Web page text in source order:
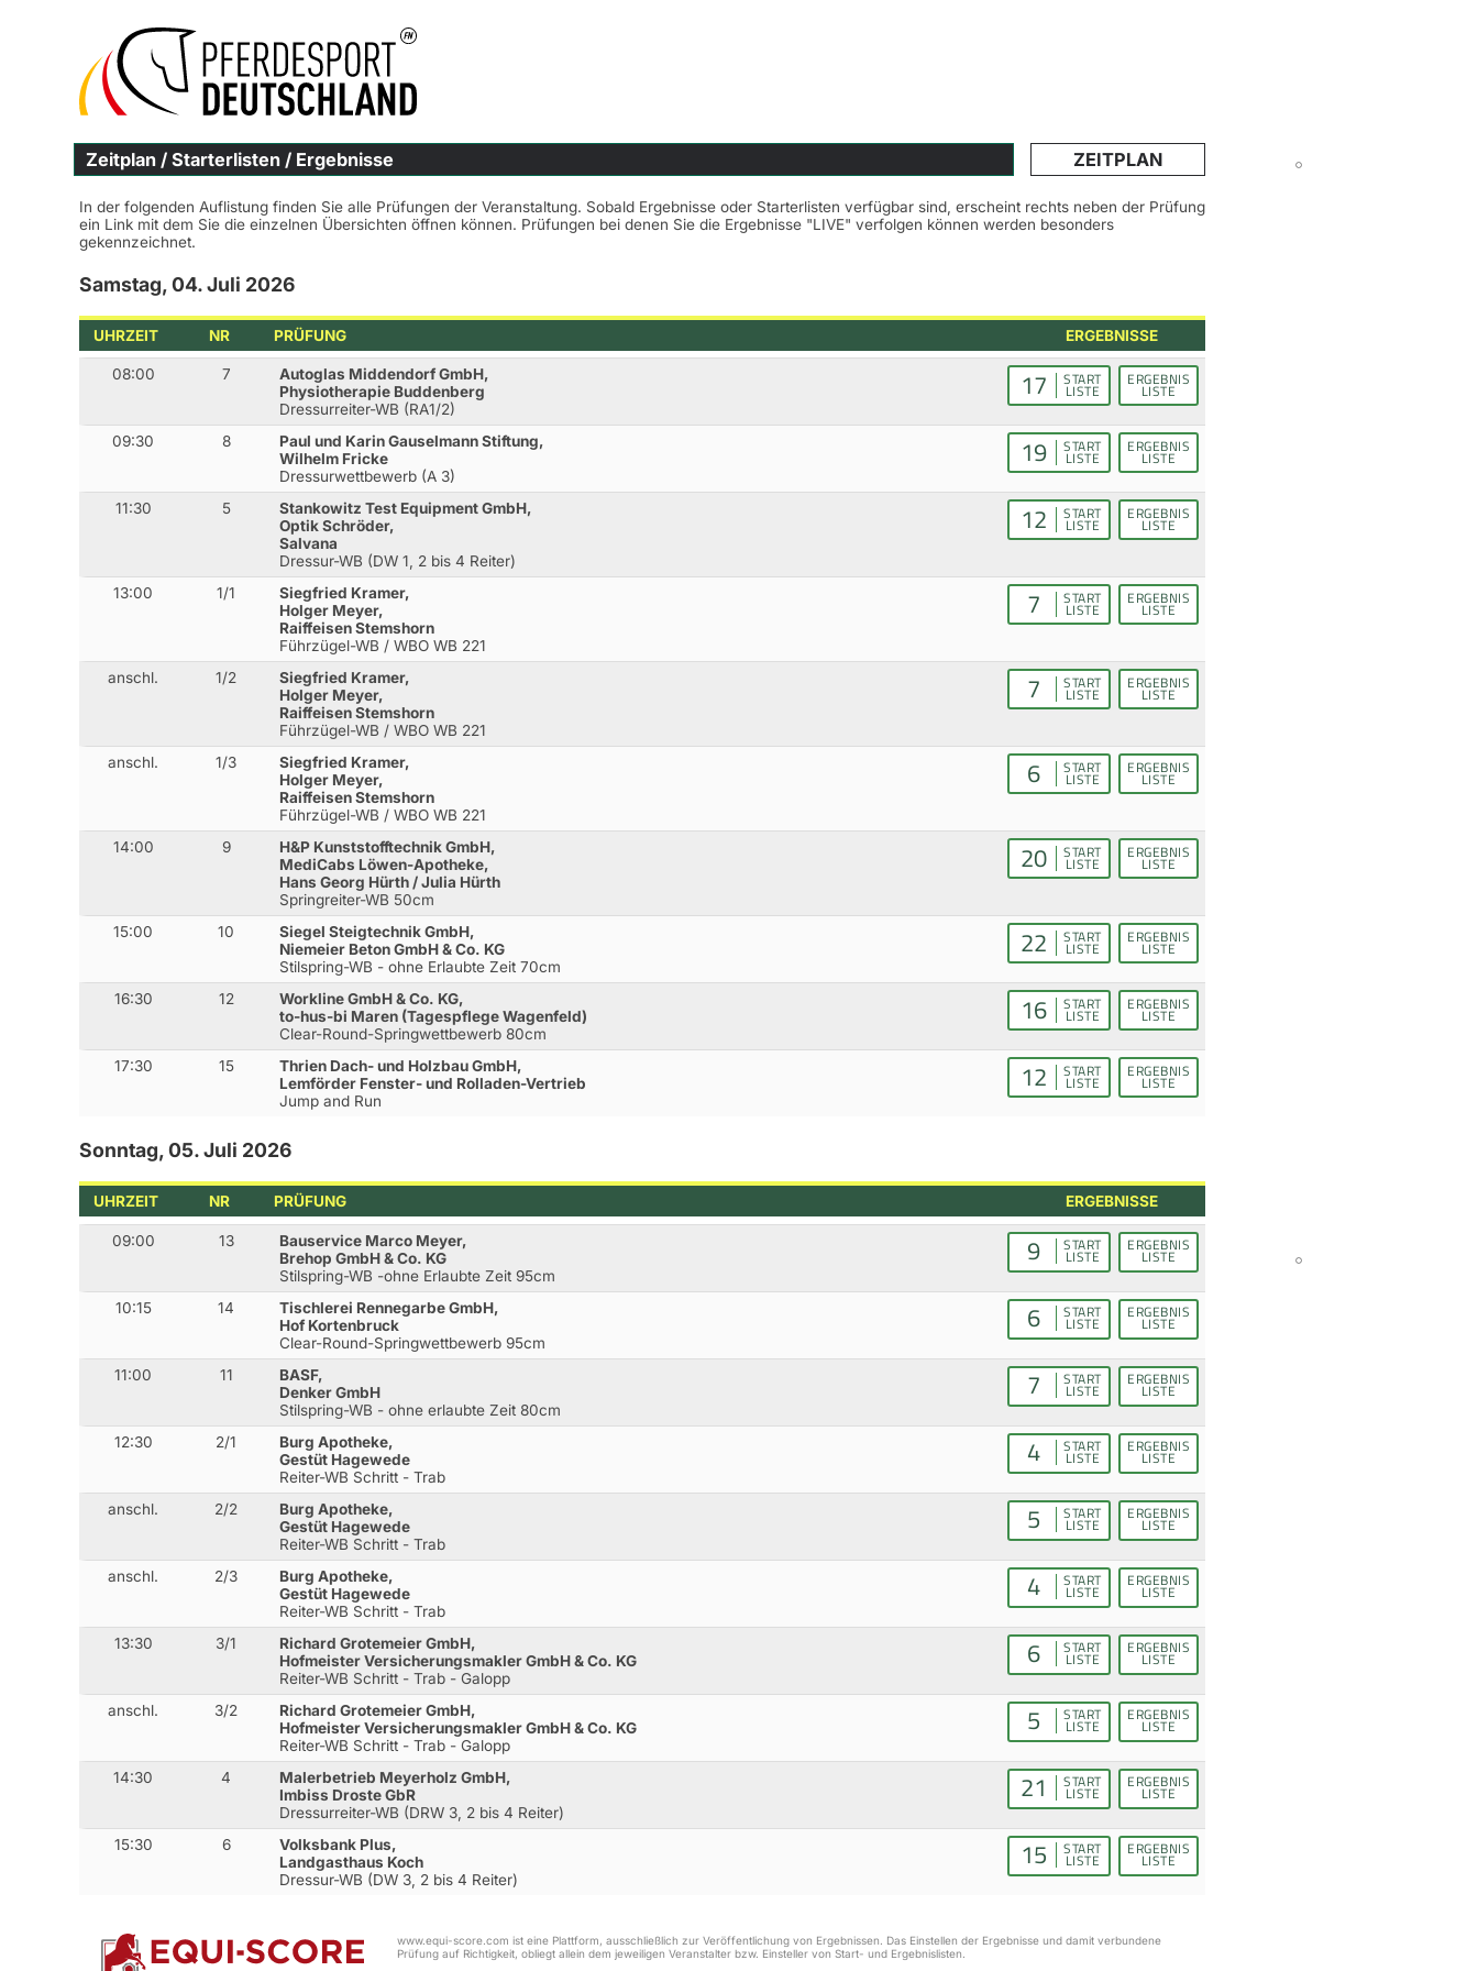
Zeitplan / Starterlisten / Ergebnisse ZEITPLAN
In der folgenden Auflistung finden Sie alle Prüfungen der Veranstaltung. Sobald Ergebnisse oder Starterlisten verfügbar sind, erscheint rechts neben der Prüfung
ein Link mit dem Sie die einzelnen Übersichten öffnen können. Prüfungen bei denen Sie die Ergebnisse "LIVE" verfolgen können werden besonders
gekennzeichnet.
Samstag, 04. Juli 2026
UHRZEIT NR PRÜFUNG ERGEBNISSE
08:00 7
Autoglas Middendorf GmbH,
Physiotherapie Buddenberg
Dressurreiter-WB (RA1/2)
17 START
LISTE
ERGEBNIS
LISTE
09:30 8
Paul und Karin Gauselmann Stiftung,
Wilhelm Fricke
Dressurwettbewerb (A 3)
19 START
LISTE
ERGEBNIS
LISTE
11:30 5
Stankowitz Test Equipment GmbH,
Optik Schröder,
Salvana
Dressur-WB (DW 1, 2 bis 4 Reiter)
12 START
LISTE
ERGEBNIS
LISTE
13:00 1/1
Siegfried Kramer,
Holger Meyer,
Raiffeisen Stemshorn
Führzügel-WB / WBO WB 221
7 START
LISTE
ERGEBNIS
LISTE
anschl. 1/2
Siegfried Kramer,
Holger Meyer,
Raiffeisen Stemshorn
Führzügel-WB / WBO WB 221
7 START
LISTE
ERGEBNIS
LISTE
anschl. 1/3
Siegfried Kramer,
Holger Meyer,
Raiffeisen Stemshorn
Führzügel-WB / WBO WB 221
6 START
LISTE
ERGEBNIS
LISTE
14:00 9
H&P Kunststofftechnik GmbH,
MediCabs Löwen-Apotheke,
Hans Georg Hürth / Julia Hürth
Springreiter-WB 50cm
20 START
LISTE
ERGEBNIS
LISTE
15:00 10
Siegel Steigtechnik GmbH,
Niemeier Beton GmbH & Co. KG
Stilspring-WB - ohne Erlaubte Zeit 70cm
22 START
LISTE
ERGEBNIS
LISTE
16:30 12
Workline GmbH & Co. KG,
to-hus-bi Maren (Tagespflege Wagenfeld)
Clear-Round-Springwettbewerb 80cm
16 START
LISTE
ERGEBNIS
LISTE
17:30 15
Thrien Dach- und Holzbau GmbH,
Lemförder Fenster- und Rolladen-Vertrieb
Jump and Run
12 START
LISTE
ERGEBNIS
LISTE
Sonntag, 05. Juli 2026
UHRZEIT NR PRÜFUNG ERGEBNISSE
09:00 13
Bauservice Marco Meyer,
Brehop GmbH & Co. KG
Stilspring-WB -ohne Erlaubte Zeit 95cm
9 START
LISTE
ERGEBNIS
LISTE
10:15 14
Tischlerei Rennegarbe GmbH,
Hof Kortenbruck
Clear-Round-Springwettbewerb 95cm
6 START
LISTE
ERGEBNIS
LISTE
11:00 11
BASF,
Denker GmbH
Stilspring-WB - ohne erlaubte Zeit 80cm
7 START
LISTE
ERGEBNIS
LISTE
12:30 2/1
Burg Apotheke,
Gestüt Hagewede
Reiter-WB Schritt - Trab
4 START
LISTE
ERGEBNIS
LISTE
anschl. 2/2
Burg Apotheke,
Gestüt Hagewede
Reiter-WB Schritt - Trab
5 START
LISTE
ERGEBNIS
LISTE
anschl. 2/3
Burg Apotheke,
Gestüt Hagewede
Reiter-WB Schritt - Trab
4 START
LISTE
ERGEBNIS
LISTE
13:30 3/1
Richard Grotemeier GmbH,
Hofmeister Versicherungsmakler GmbH & Co. KG
Reiter-WB Schritt - Trab - Galopp
6 START
LISTE
ERGEBNIS
LISTE
anschl. 3/2
Richard Grotemeier GmbH,
Hofmeister Versicherungsmakler GmbH & Co. KG
Reiter-WB Schritt - Trab - Galopp
5 START
LISTE
ERGEBNIS
LISTE
14:30 4
Malerbetrieb Meyerholz GmbH,
Imbiss Droste GbR
Dressurreiter-WB (DRW 3, 2 bis 4 Reiter)
21 START
LISTE
ERGEBNIS
LISTE
15:30 6
Volksbank Plus,
Landgasthaus Koch
Dressur-WB (DW 3, 2 bis 4 Reiter)
15 START
LISTE
ERGEBNIS
LISTE
www.equi-score.com ist eine Plattform, ausschließlich zur Veröffentlichung von Ergebnissen. Das Einstellen der Ergebnisse und damit verbundene
Prüfung auf Richtigkeit, obliegt allein dem jeweiligen Veranstalter bzw. Einsteller von Start- und Ergebnislisten.